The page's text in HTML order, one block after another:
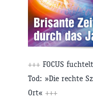
+++ FOCUS
Tod: »Die rechte
Ort« +++